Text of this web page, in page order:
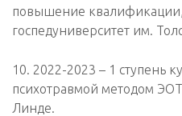
повышение
госпедуниверситет им.
10. 2022-2023 – 1 ступень
психотравмой методом
Линде.